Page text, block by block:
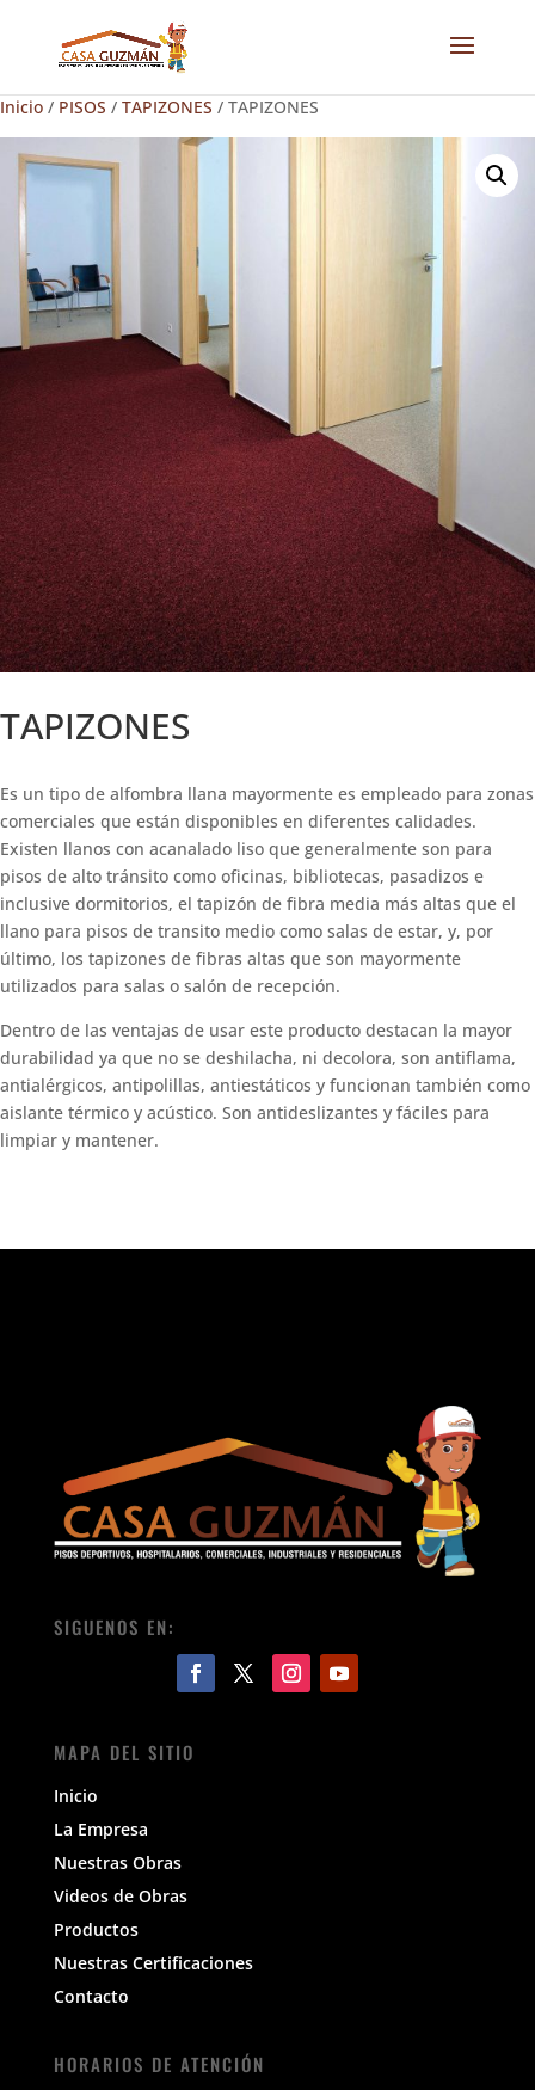
Inicio / PISOS / TAPIZONES / TAPIZONES
TAPIZONES
Es un tipo de alfombra llana mayormente es empleado para zonas
comerciales que están disponibles en diferentes calidades.
Existen llanos con acanalado liso que generalmente son para
pisos de alto tránsito como oficinas, bibliotecas, pasadizos e
inclusive dormitorios, el tapizón de fibra media más altas que el
llano para pisos de transito medio como salas de estar, y, por
último, los tapizones de fibras altas que son mayormente
utilizados para salas o salón de recepción.
Dentro de las ventajas de usar este producto destacan la mayor
durabilidad ya que no se deshilacha, ni decolora, son antiflama,
antialérgicos, antipolillas, antiestáticos y funcionan también como
aislante térmico y acústico. Son antideslizantes y fáciles para
limpiar y mantener.
SIGUENOS EN:
MAPA DEL SITIO
Inicio
La Empresa
Nuestras Obras
Videos de Obras
Productos
Nuestras Certificaciones
Contacto
HORARIOS DE ATENCIÓN